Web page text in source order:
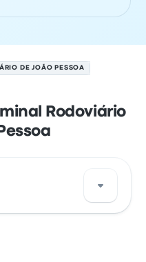
DE JOÃO PESSOA
Rodoviário